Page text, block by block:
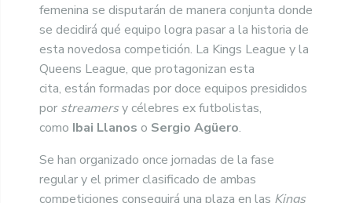
femenina se disputarán de manera conjunta donde
se decidirá qué equipo logra pasar a la historia de
esta novedosa competición. La Kings League y la
Queens League, que protagonizan esta
cita, están formadas por doce equipos presididos
por streamersy célebres ex futbolistas,
como Ibai Llanos o Sergio Agüero.
Se han organizado once jornadas de la fase
regular y el primer clasificado de ambas
competiciones conseguirá una plaza en las Kings